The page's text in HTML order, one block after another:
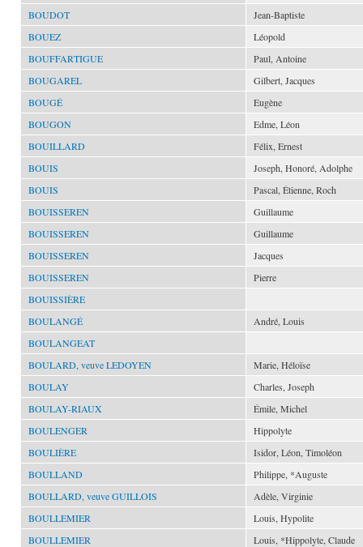
BOUDOT
Jean-Baptiste
BOUEZ
Léopold
BOUFFARTIGUE
Paul, Antoine
BOUGAREL
Gilbert, Jacques
BOUGÉ
Eugène
BOUGON
Edme, Léon
BOUILLARD
Félix, Ernest
BOUIS
Joseph, Honoré, Adolphe
BOUIS
Pascal, Étienne, Roch
BOUISSEREN
Guillaume
BOUISSEREN
Guillaume
BOUISSEREN
Jacques
BOUISSEREN
Pierre
BOUISSIÈRE
BOULANGÉ
André, Louis
BOULANGEAT
BOULARD, veuve LEDOYEN
Marie, Héloïse
BOULAY
Charles, Joseph
BOULAY-RIAUX
Émile, Michel
BOULENGER
Hippolyte
BOULIÈRE
Isidor, Léon, Timoléon
BOULLAND
Philippe, *Auguste
BOULLARD, veuve GUILLOIS
Adèle, Virginie
BOULLEMIER
Louis, Hypolite
BOULLEMIER
Louis, *Hippolyte, Claude